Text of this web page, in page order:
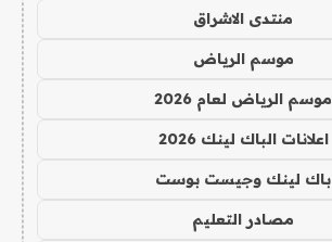
منتدى الاشراق
موسم الرياض
موسم الرياض لعام 2026
اعلانات الباك لينك 2026
باك لينك وجيست بوست
مصادر التعليم